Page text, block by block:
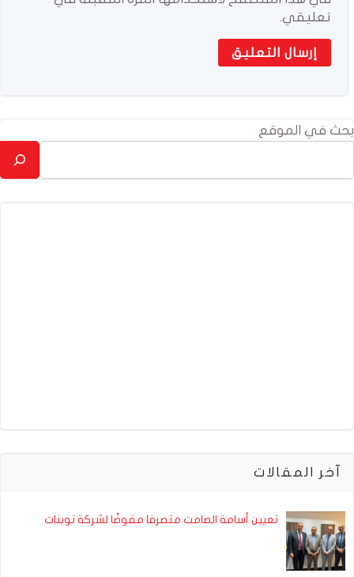
تعليقي.
بحث في الموقع
آخر المقالات
تعيين أسامة الصامت متصرفا مفوضًا لشركة توبنات